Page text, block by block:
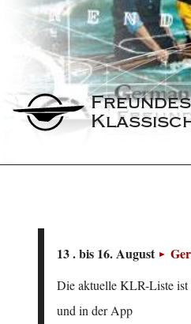
13 . bis 16. August
Die aktuelle KLR-Liste
und in der App